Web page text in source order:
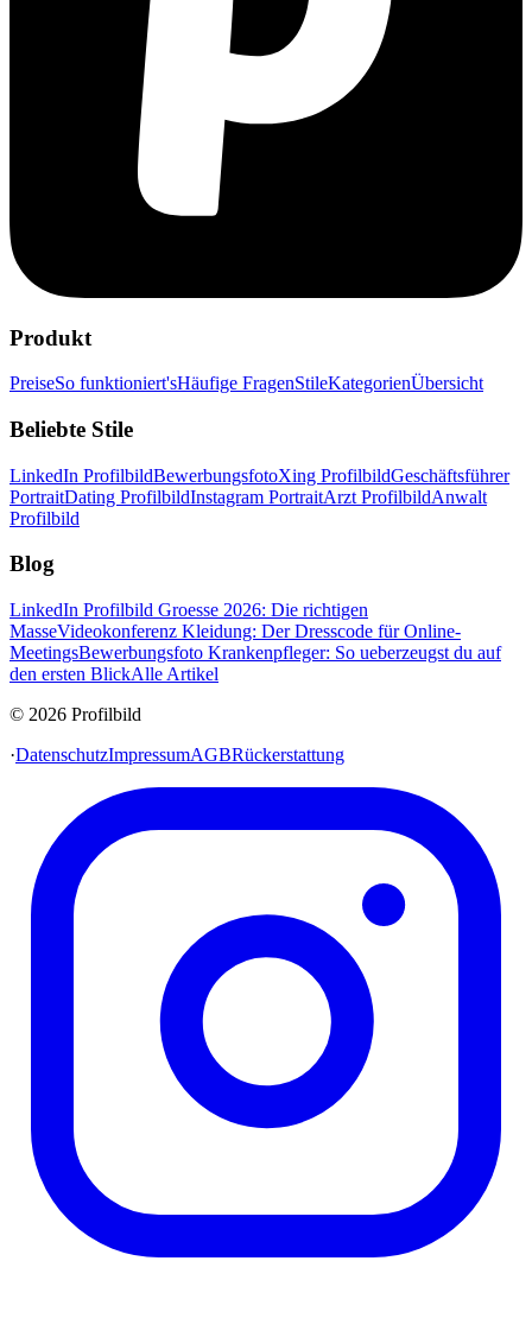
Produkt
PreiseSo funktioniert'sHäufige FragenStileKategorienÜbersicht
Beliebte Stile
LinkedIn ProfilbildBewerbungsfotoXing ProfilbildGeschäftsführer
PortraitDating ProfilbildInstagram PortraitArzt ProfilbildAnwalt
Profilbild
Blog
LinkedIn Profilbild Groesse 2026: Die richtigen
MasseVideokonferenz Kleidung: Der Dresscode für Online-
MeetingsBewerbungsfoto Krankenpfleger: So ueberzeugst du auf
den ersten BlickAlle Artikel
© 2026 Profilbild
·DatenschutzImpressumAGBRückerstattung